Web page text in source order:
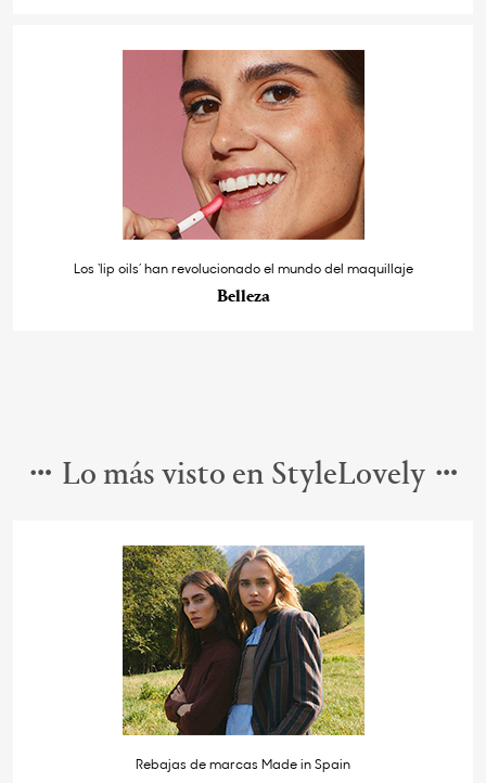
Los ‘lip oils’ han revolucionado el mundo del maquillaje
Belleza
Lo más visto en StyleLovely
Rebajas de marcas Made in Spain